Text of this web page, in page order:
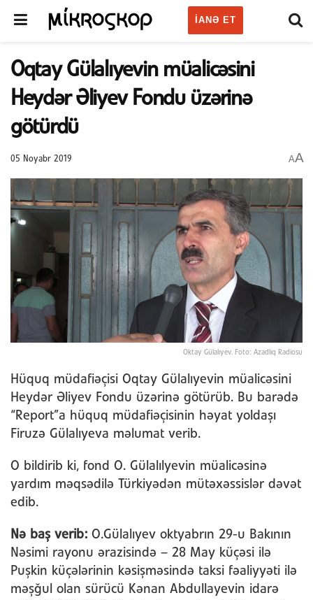
IANƏ ET
Oqtay Gülalıyevin müalicəsini
Heydər Əliyev Fondu üzərinə
götürdü
05 Noyabr 2019 AA
Oktay Gülalıyev. Foto: Azadlıq Radiosu
Hüquq müdafiəçisi Oqtay Gülalıyevin müalicəsini
Heydər Əliyev Fondu üzərinə götürüb. Bu barədə
“Report”a hüquq müdafiəçisinin həyat yoldaşı
Firuzə Gülalıyeva məlumat verib.
O bildirib ki, fond O. Gülalılyevin müalicəsinə
yardım məqsədilə Türkiyədən mütəxəssislər dəvət
edib.
Nə baş verib: O.Gülalıyev oktyabrın 29-u Bakının
Nəsimi rayonu ərazisində – 28 May küçəsi ilə
Puşkin küçələrinin kəsişməsində taksi fəaliyyəti ilə
məşğul olan sürücü Kənan Abdullayevin idarə